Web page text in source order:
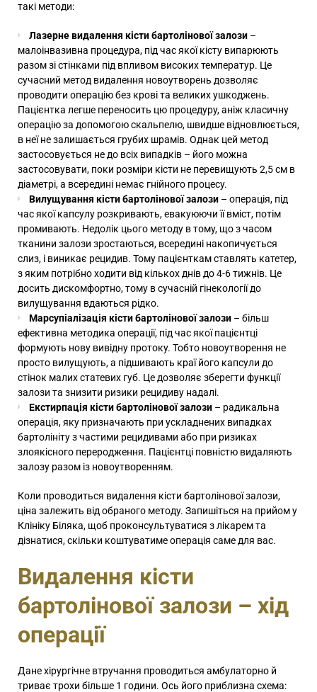
такі методи:
Лазерне видалення кісти бартолінової залози –
малоінвазивна процедура, під час якої кісту випарюють
разом зі стінками під впливом високих температур. Це
сучасний метод видалення новоутворень дозволяє
проводити операцію без крові та великих ушкоджень.
Пацієнтка легше переносить цю процедуру, аніж класичну
операцію за допомогою скальпелю, швидше відновлюється,
в неї не залишається грубих шрамів. Однак цей метод
застосовується не до всіх випадків – його можна
застосовувати, поки розміри кісти не перевищують 2,5 см в
діаметрі, а всередині немає гнійного процесу.
Вилущування кісти бартолінової залози – операція, під
час якої капсулу розкривають, евакуюючи її вміст, потім
промивають. Недолік цього методу в тому, що з часом
тканини залози зростаються, всередині накопичується
слиз, і виникає рецидив. Тому пацієнткам ставлять катетер,
з яким потрібно ходити від кількох днів до 4-6 тижнів. Це
досить дискомфортно, тому в сучасній гінекології до
вилущування вдаються рідко.
Марсупіалізація кісти бартолінової залози – більш
ефективна методика операції, під час якої пацієнтці
формують нову вивідну протоку. Тобто новоутворення не
просто вилущують, а підшивають краї його капсули до
стінок малих статевих губ. Це дозволяє зберегти функції
залози та знизити ризики рецидиву надалі.
Екстирпація кісти бартолінової залози – радикальна
операція, яку призначають при ускладнених випадках
бартолініту з частими рецидивами або при ризиках
злоякісного переродження. Пацієнтці повністю видаляють
залозу разом із новоутворенням.
Коли проводиться видалення кісти бартолінової залози,
ціна залежить від обраного методу. Запишіться на прийом у
Клініку Біляка, щоб проконсультуватися з лікарем та
дізнатися, скільки коштуватиме операція саме для вас.
Видалення кісти
бартолінової залози – хід
операції
Дане хірургічне втручання проводиться амбулаторно й
триває трохи більше 1 години. Ось його приблизна схема: